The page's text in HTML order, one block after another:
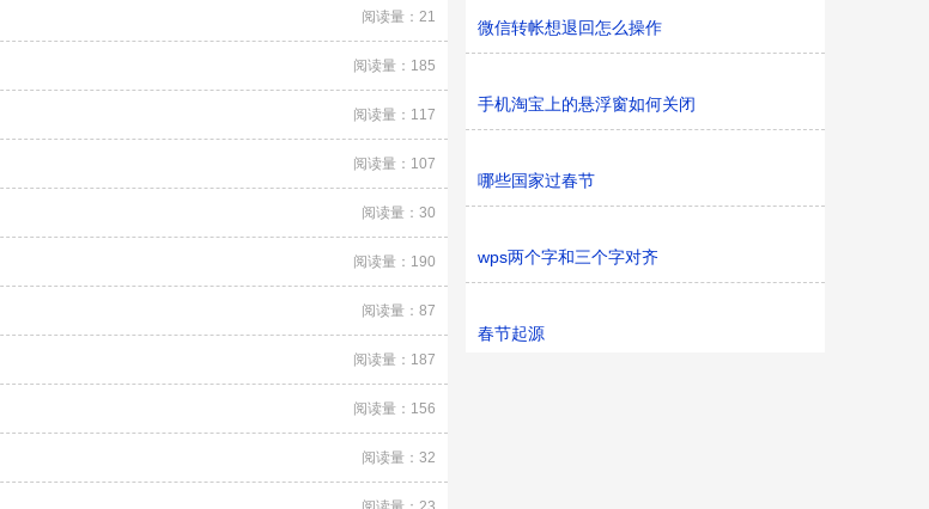
阅读量：21
阅读量：185
阅读量：117
阅读量：107
阅读量：30
阅读量：190
阅读量：87
阅读量：187
阅读量：156
阅读量：32
微信转帐想退回怎么操作
手机淘宝上的悬浮窗如何关闭
哪些国家过春节
wps两个字和三个字对齐
春节起源